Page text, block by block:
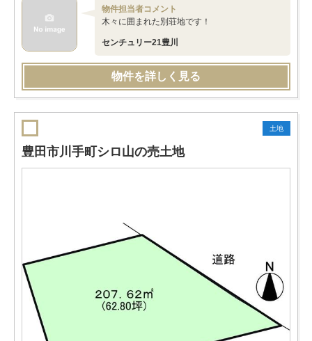
物件担当者コメント
木々に囲まれた別荘地です！
センチュリー21豊川
物件を詳しく見る
土地
豊田市川手町シロ山の売土地